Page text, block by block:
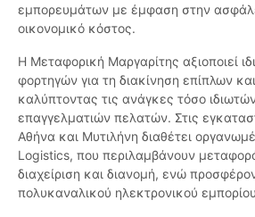
εμπορευμάτων με έμφαση στην
οικονομικό κόστος.
Η Μεταφορική Μαργαρίτης αξιοποιεί
φορτηγών για τη διακίνηση επίπλων
καλύπτοντας τις ανάγκες τόσο
επαγγελματιών πελατών. Στις
Αθήνα και Μυτιλήνη διαθέτει
Logistics, που περιλαμβάνουν
διαχείριση και διανομή, ενώ
πολυκαναλικού ηλεκτρονικού